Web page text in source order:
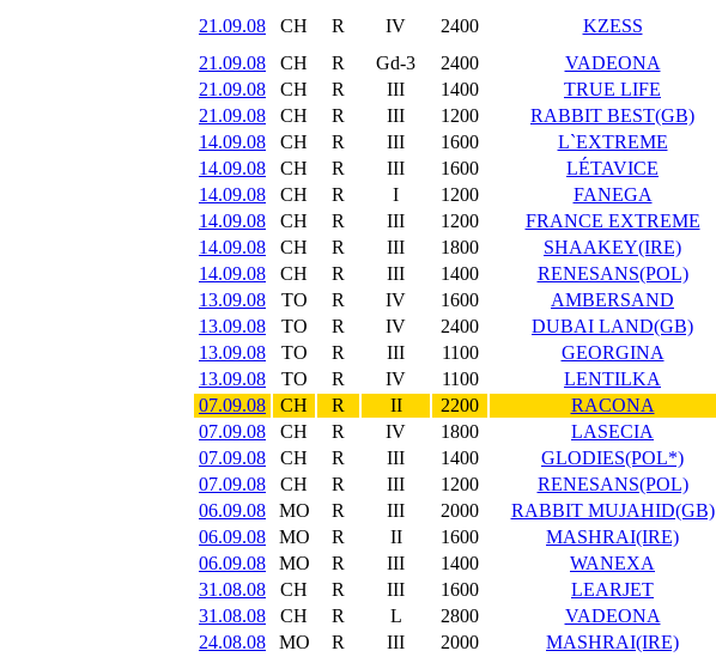
21.09.08 CH R IV 2400 KZESS
21.09.08
CH R Gd-3 2400 VADEONA
21.09.08
CH R III 1400 TRUE LIFE
21.09.08
CH R III 1200 RABBIT BEST(GB)
14.09.08
CH R III 1600 L`EXTREME
14.09.08
CH R III 1600 LÉTAVICE
14.09.08
CH R I 1200 FANEGA
14.09.08
CH R III 1200 FRANCE EXTREME
14.09.08
CH R III 1800 SHAAKEY(IRE)
14.09.08
CH R III 1400 RENESANS(POL)
13.09.08
TO R IV 1600 AMBERSAND
13.09.08
TO R IV 2400 DUBAI LAND(GB)
13.09.08
TO R III 1100 GEORGINA
13.09.08
TO R IV 1100 LENTILKA
07.09.08
CH R II 2200 RACONA
07.09.08
CH R IV 1800 LASECIA
07.09.08
CH R III 1400 GLODIES(POL*)
07.09.08
CH R III 1200 RENESANS(POL)
06.09.08
MO R III 2000 RABBIT MUJAHID(GB)
06.09.08
MO R II 1600 MASHRAI(IRE)
06.09.08
MO R III 1400 WANEXA
31.08.08
CH R III 1600 LEARJET
31.08.08
CH R L 2800 VADEONA
24.08.08
MO R III 2000 MASHRAI(IRE)